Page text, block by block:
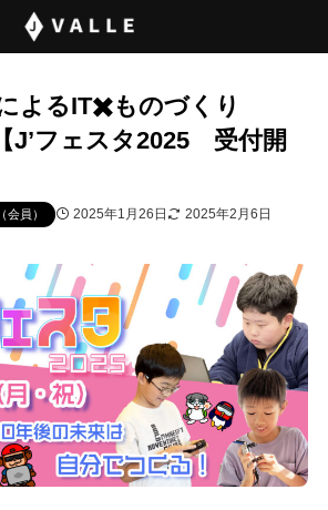
よるIT✖️ものづくり
J’フェスタ2025 受付開
会員） 2025年1月26日 2025年2月6日